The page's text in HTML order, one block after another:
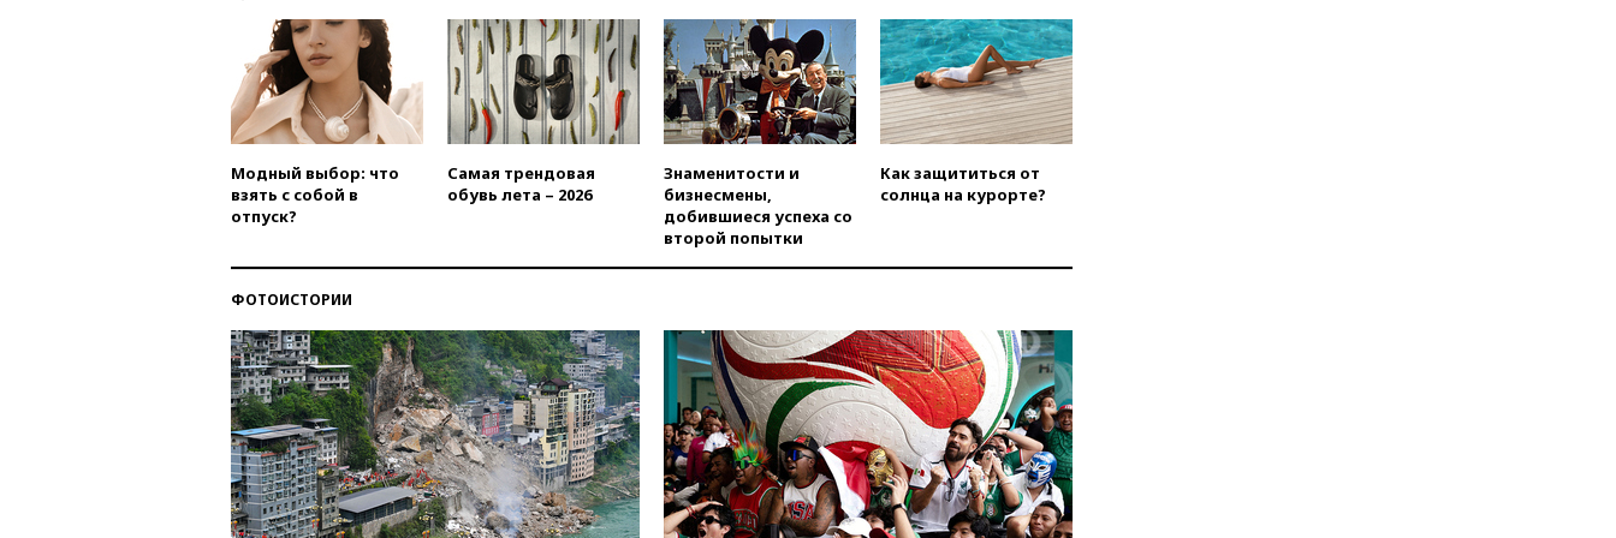
склад маркетплейса Rozetka
сгорел под Киевом
вчера, 18:35Джаред Лето
лишился роли в фильме
Барри Левинсона на фоне
вчера, 18:28 Выборы ректора
ГИТИСа перенесены на «после
вчера, 18:15Путин указал на
вчера, 17:58ЕС отменил
временную защиту для
военнообязанных украинцев
вчера, 17:45 Шуваев сообщил
об учащении атак ВСУ на
Белгородскую область
вчера, 17:35Шуваев за два с
Модный выбор: что
взять с собой в
отпуск?
Самая трендовая
обувь лета – 2026
Знаменитости и
бизнесмены,
добившиеся успеха со
второй попытки
Как защититься от
солнца на курорте?
ФОТОИСТОРИИ